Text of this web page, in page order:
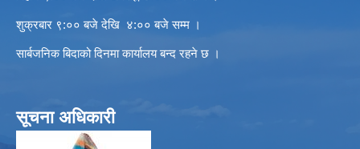
शुक्रबार ९:०० बजे देखि ४:०० बजे सम्म ।
सार्बजनिक बिदाको दिनमा कार्यालय बन्द रहने छ ।
सूचना अधिकारी